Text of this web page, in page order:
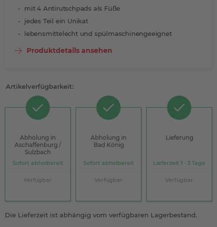
mit 4 Antirutschpads als Füße
jedes Teil ein Unikat
lebensmittelecht und spülmaschinengeeignet
Produktdetails ansehen
Artikelverfügbarkeit:
Abholung in
Aschaffenburg /
Sulzbach
Sofort abholbereit
Verfügbar
Abholung in
Bad König
Sofort abholbereit
Verfügbar
Lieferung
Lieferzeit 1 - 3 Tage
Verfügbar
Die Lieferzeit ist abhängig vom verfügbaren Lagerbestand.